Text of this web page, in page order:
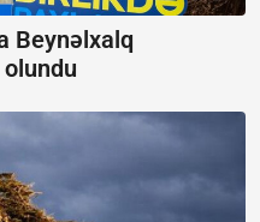
Beynəlxalq